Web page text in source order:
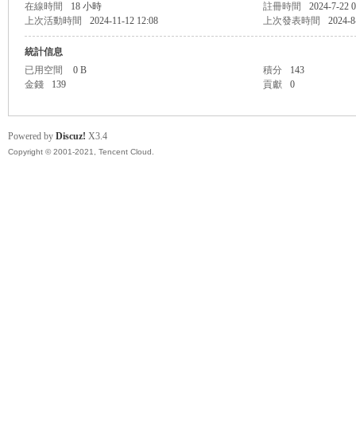
在線時間
18 小時 註冊時間
2024-7-22
上次活動時間
2024-11-12 12:08 上次發表時間 2024-
統計信息
已用空間
0 B 積分
143
金錢
139 貢獻 0
Powered by Discuz! X3.4
Copyright © 2001-2021, Tencent Cloud.